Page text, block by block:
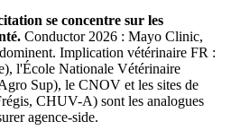
se concentre sur les
Conductor 2026 : Mayo Clinic,
Implication vétérinaire FR :
l'École Nationale Vétérinaire
Sup), le CNOV et les sites de
CHUV-A) sont les analogues
agence-side.